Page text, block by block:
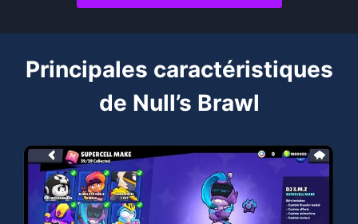
Principales caractéristiques
de Null’s Brawl